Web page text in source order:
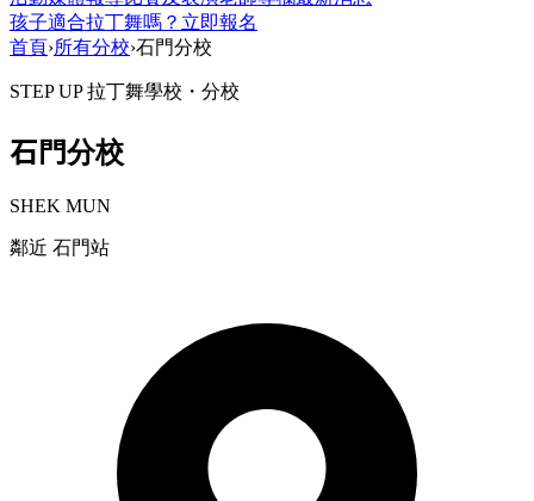
孩子適合拉丁舞嗎？ 立即報名
首頁›所有分校›石門分校
STEP UP 拉丁舞學校・分校
石門分校
SHEK MUN
鄰近 石門站